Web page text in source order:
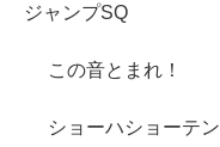
ジャンプSQ
この音とまれ！
ショーハショーテン